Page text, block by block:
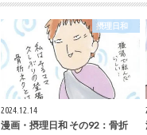
摂理日和
2024.12.14
漫画・摂理日和 その92：骨折